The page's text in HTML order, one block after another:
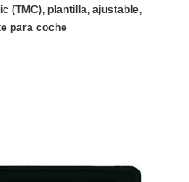
(TMC), plantilla, ajustable,
para coche